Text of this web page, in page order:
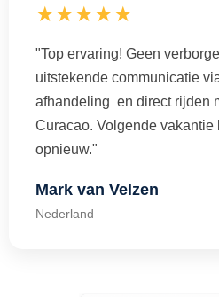
★★★★★
"Top ervaring! Geen
uitstekende communicatie
afhandeling en direct rijden
Curacao. Volgende vakantie
opnieuw."
Mark van Velzen
Nederland